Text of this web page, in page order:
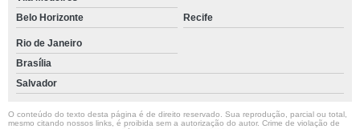
Belo Horizonte
Recife
Rio de Janeiro
Brasília
Salvador
O conteúdo do texto desta página é de direito reservado. Sua reprodução, parcial ou total,
mesmo citando nossos links, é proibida sem a autorização do autor. Crime de violação de